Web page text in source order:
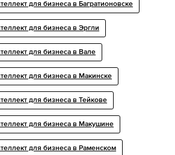
для бизнеса в Багратионовске
для бизнеса в Эргли
для бизнеса в Вале
для бизнеса в Макинске
для бизнеса в Тейкове
для бизнеса в Макушине
для бизнеса в Раменском